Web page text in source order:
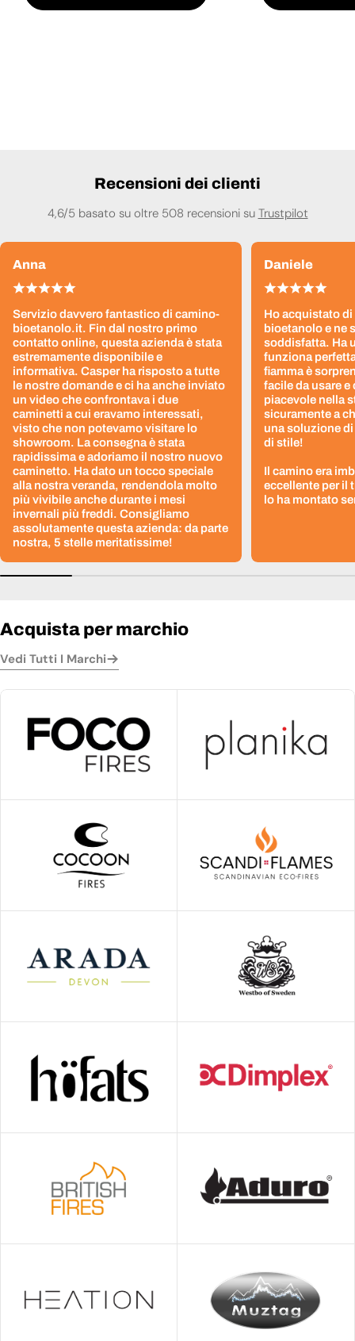
Recensioni dei clienti
4,6/5 basato su oltre 508 recensioni su Trustpilot
Anna
Servizio davvero fantastico di camino-
bioetanolo.it. Fin dal nostro primo
contatto online, questa azienda è stata
estremamente disponibile e
informativa. Casper ha risposto a tutte
le nostre domande e ci ha anche inviato
un video che confrontava i due
caminetti a cui eravamo interessati,
visto che non potevamo visitare lo
showroom. La consegna è stata
rapidissima e adoriamo il nostro nuovo
caminetto. Ha dato un tocco speciale
alla nostra veranda, rendendola molto
più vivibile anche durante i mesi
invernali più freddi. Consigliamo
assolutamente questa azienda: da parte
nostra, 5 stelle meritatissime!
Daniele
Ho acquistato di
bioetanolo e ne
soddisfatta. Ha
funziona
fiamma è
facile da usare e
piacevole nella
sicuramente a
una soluzione
di stile!
Il camino era
eccellente per il
lo ha montato
Acquista per marchio
Vedi Tutti I Marchi